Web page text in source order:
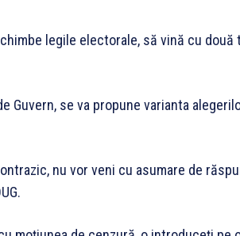
legile electorale, să vină cu două
Guvern, se va propune varianta
nu vor veni cu asumare de